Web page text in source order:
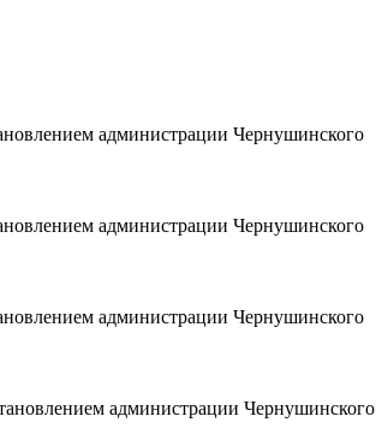
администрации Чернушинского
администрации Чернушинского
администрации Чернушинского
администрации Чернушинского